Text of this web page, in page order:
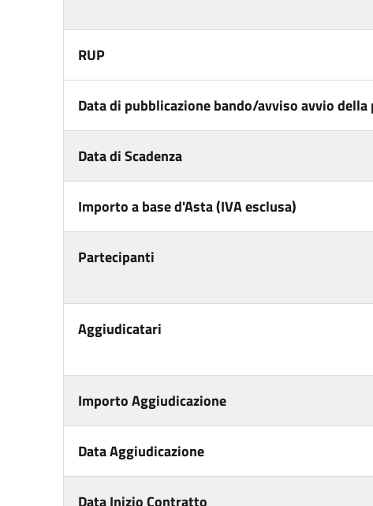
RUP
Data di pubblicazione bando/avviso avvio
Data di Scadenza
Importo a base d'Asta (IVA esclusa)
Partecipanti
Aggiudicatari
Importo Aggiudicazione
Data Aggiudicazione
Data Inizio Contratto